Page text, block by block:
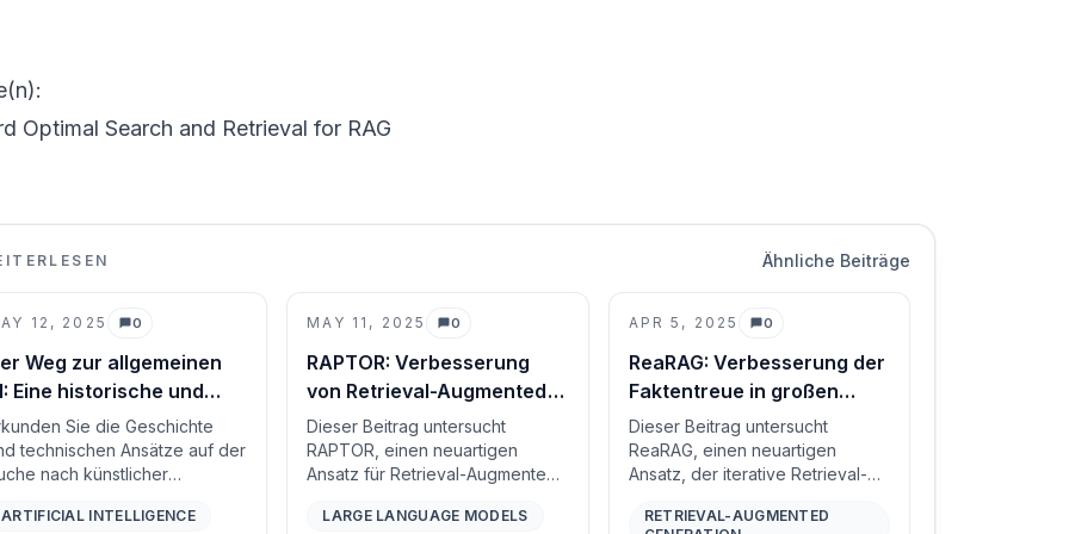
Optimal Search and Retrieval for RAG
Ähnliche Beiträge
12, 2025 0
Kommentare
Weg zur allgemeinen
Eine historische und
Perspektive
Sie die Geschichte
technischen Ansätze auf der
nach künstlicher
symbolischer KI und
ARTIFICIAL INTELLIGENCE
MAY 11, 2025 0
Kommentare
RAPTOR: Verbesserung
von Retrieval-Augmented
Sprachmodellen mit
baumorganisiertem Wissen
Dieser Beitrag untersucht
RAPTOR, einen neuartigen
Ansatz für Retrieval-Augmented
hierarchische Baumstruktur von
LARGE LANGUAGE MODELS
APR 5, 2025 0
Kommentare
ReaRAG: Verbesserung der
Faktentreue in großen
Reasoning-Modellen durch
wissensgeleitetes
Reasoning
Dieser Beitrag untersucht
ReaRAG, einen neuartigen
Ansatz, der iterative Retrieval-
wissensgeleitetem Reasoning
RETRIEVAL-AUGMENTED